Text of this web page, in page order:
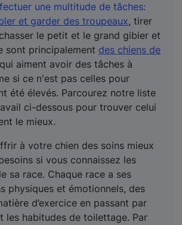
une multitude de tâches:
et garder des troupeaux, tirer
le petit et le grand gibier et
sont principalement des chiens de
qui aiment avoir des tâches à
si ce n'est pas celles pour
été élevés. Parcourez notre liste
ci-dessous pour trouver celui
le mieux.
à votre chien des soins mieux
si vous connaissez les
sa race. Chaque race a ses
physiques et émotionnels, des
d’exercice en passant par
les habitudes de toilettage. Par